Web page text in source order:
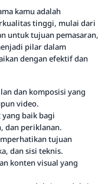
kamu adalah
tinggi, mulai dari
untuk tujuan pemasaran,
pilar dalam
dengan efektif dan
dan komposisi yang
video.
baik bagi
dan periklanan.
tujuan
dan sisi teknis.
konten visual yang